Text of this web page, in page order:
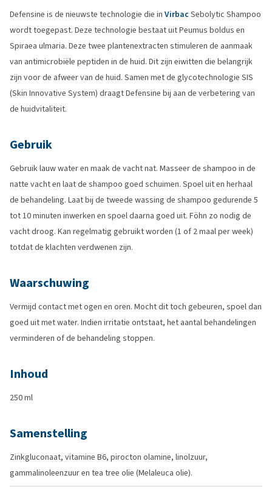
Defensine is de nieuwste technologie die in VirbacSebolytic Shampoo
wordt toegepast. Deze technologie bestaat uit Peumus boldus en
Spiraea ulmaria. Deze twee plantenextracten stimuleren de aanmaak
van antimicrobiële peptiden in de huid. Dit zijn eiwitten die belangrijk
zijn voor de afweer van de huid. Samen met de glycotechnologie SIS
(Skin Innovative System) draagt Defensine bij aan de verbetering van
de huidvitaliteit.
Gebruik
Gebruik lauw water en maak de vacht nat. Masseer de shampoo in de
natte vacht en laat de shampoo goed schuimen. Spoel uit en herhaal
de behandeling. Laat bij de tweede wassing de shampoo gedurende 5
tot 10 minuten inwerken en spoel daarna goed uit. Föhn zo nodig de
vacht droog. Kan regelmatig gebruikt worden (1 of 2 maal per week)
totdat de klachten verdwenen zijn.
Waarschuwing
Vermijd contact met ogen en oren. Mocht dit toch gebeuren, spoel dan
goed uit met water. Indien irritatie ontstaat, het aantal behandelingen
verminderen of de behandeling stoppen.
Inhoud
250 ml
Samenstelling
Zinkgluconaat, vitamine B6, pirocton olamine, linolzuur,
gammalinoleenzuur en tea tree olie (Melaleuca olie).